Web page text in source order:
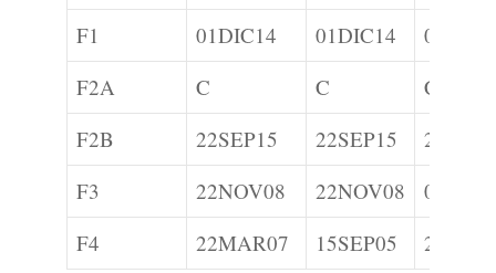
F1 01DIC14 01DIC14
F2A
C C
C
F2B
22SEP15 22SEP15
F3
22NOV08 22NOV08
F4
22MAR07 15SEP05